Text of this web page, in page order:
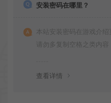
安装密码在哪里？
本站安装密码在游戏介
请勿多复制空格之类内
查看详情